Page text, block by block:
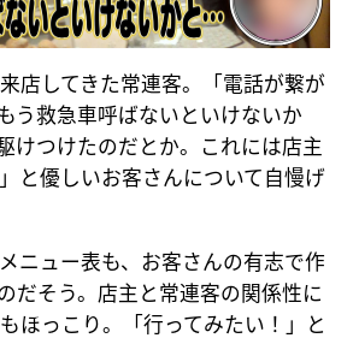
店してきた常連客。「電話が繋が
う救急車呼ばないといけないか
けつけたのだとか。これには店主
と優しいお客さんについて自慢げ
ニュー表も、お客さんの有志で作
だそう。店主と常連客の関係性に
ほっこり。「行ってみたい！」と